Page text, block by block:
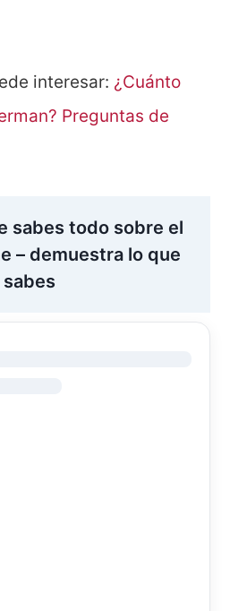
interesar: ¿Cuánto
Preguntas de
sabes todo sobre el
– demuestra lo que
sabes